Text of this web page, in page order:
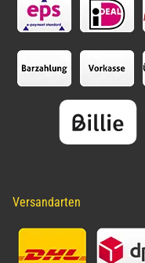
Versandarten